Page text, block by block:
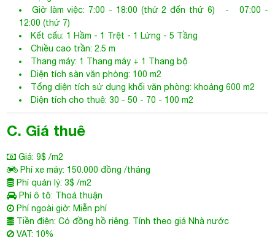
Giờ làm việc: 7:00 - 18:00 (thứ 2 đến thứ 6) - 07:00 -
12:00 (thứ 7)
Kết cấu: 1 Hầm - 1 Trệt - 1 Lửng - 5 Tầng
Chiều cao trần: 2.5 m
Thang máy: 1 Thang máy + 1 Thang bộ
Diện tích sàn văn phòng: 100 m2
Tổng diện tích sử dụng khối văn phòng: khoảng 600 m2
Diện tích cho thuê: 30 - 50 - 70 - 100 m2
C. Giá thuê
Giá: 9$ /m2
Phí xe máy: 150.000 đồng /tháng
Phí quản lý: 3$ /m2
Phí ô tô: Thoả thuận
Phí ngoài giờ: Miễn phí
Tiền điện: Có đồng hồ riêng. Tính theo giá Nhà nước
VAT: 10%